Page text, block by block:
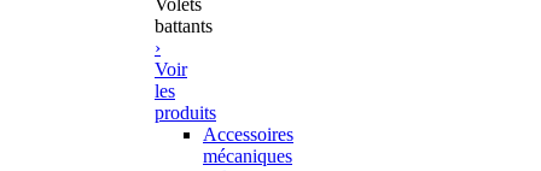
battants
›
Voir
les
produits
Accessoires
mécaniques